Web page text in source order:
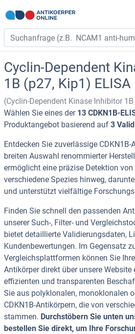
Cyclin-Dependent
1B (p27, Kip1) ELISA
(Cyclin-Dependent Kinase Inhibitor
Wählen Sie eines der 13 CDKN1B-
Produktangebot basierend auf 3
Entdecken Sie zuverlässige
breiten Auswahl renommierter
ermöglicht eine präzise Detektion von
verschiedene Spezies hinweg,
und unterstützt vielfältige
Finden Sie schnell den passenden
unserer Such-, Filter- und
bietet detaillierte Validierungsdaten,
Kundenbewertungen. Im Gegensatz
Vergleichsplattformen können Sie
Antikörper direkt über unsere
effizienten und transparenten
Sie aus polyklonalen, monoklonalen
CDKN1B-Antikörpern, die von
stammen. Durchstöbern Sie unten
bestellen Sie direkt, um Ihre